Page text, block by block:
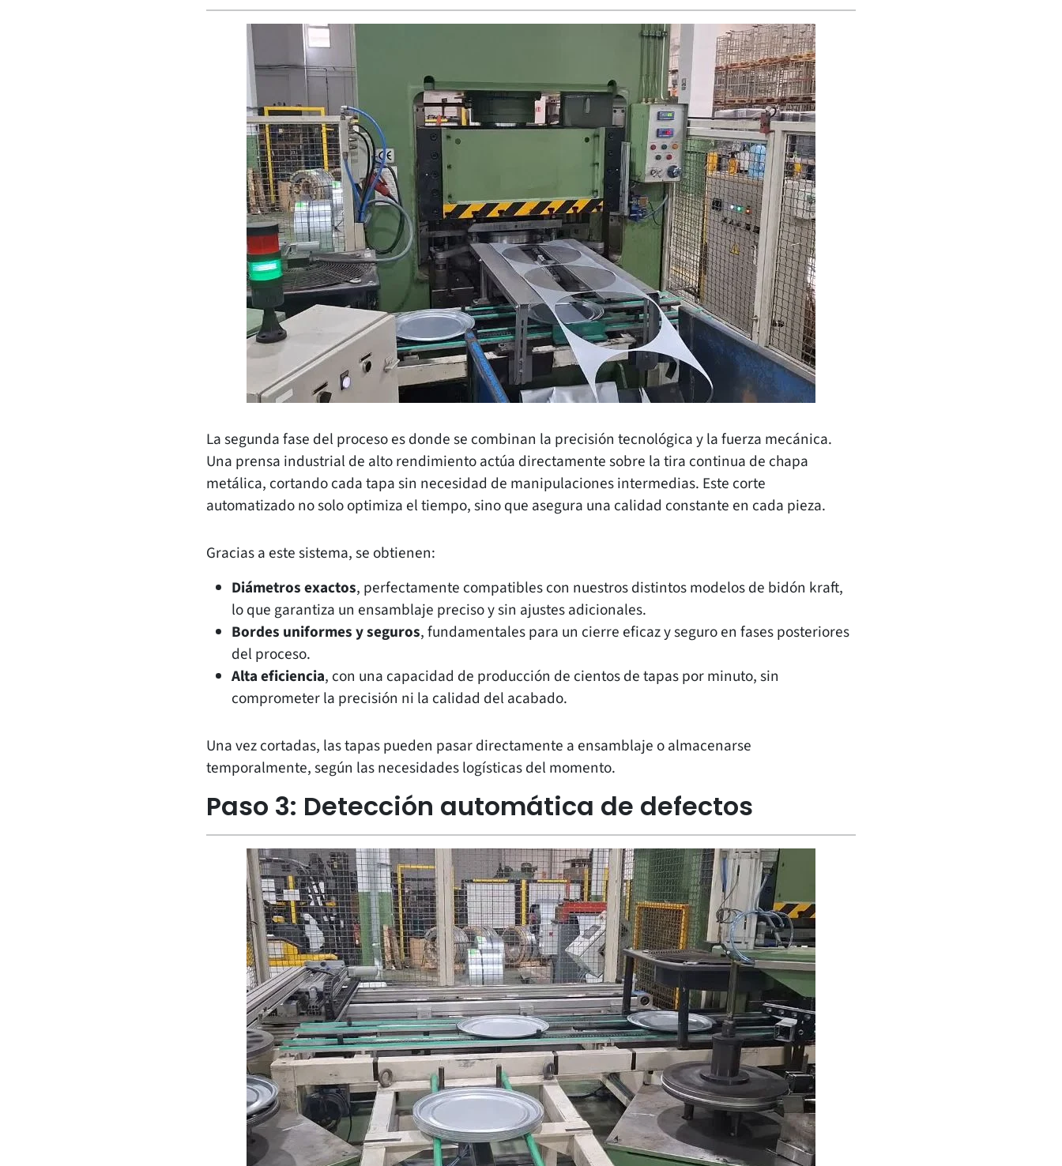
La segunda fase del proceso es donde se combinan la precisión tecnológica y la fuerza mecánica.
Una prensa industrial de alto rendimiento actúa directamente sobre la tira continua de chapa
metálica, cortando cada tapa sin necesidad de manipulaciones intermedias. Este corte
automatizado no solo optimiza el tiempo, sino que asegura una calidad constante en cada pieza.
Gracias a este sistema, se obtienen:
Diámetros exactos, perfectamente compatibles con nuestros distintos modelos de bidón kraft,
lo que garantiza un ensamblaje preciso y sin ajustes adicionales.
Bordes uniformes y seguros, fundamentales para un cierre eficaz y seguro en fases posteriores
del proceso.
Alta eficiencia, con una capacidad de producción de cientos de tapas por minuto, sin
comprometer la precisión ni la calidad del acabado.
Una vez cortadas, las tapas pueden pasar directamente a ensamblaje o almacenarse
temporalmente, según las necesidades logísticas del momento.
Paso 3: Detección automática de defectos